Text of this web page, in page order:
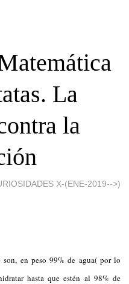
La
la
X-(ENE-2019-->)
en peso 99% de agua( por lo
hasta que estén al 98% de